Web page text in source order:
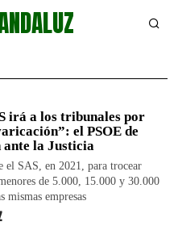
irá a los tribunales por
el PSOE de
la Justicia
el SAS, en 2021, para trocear
de 5.000, 15.000 y 30.000
mismas empresas